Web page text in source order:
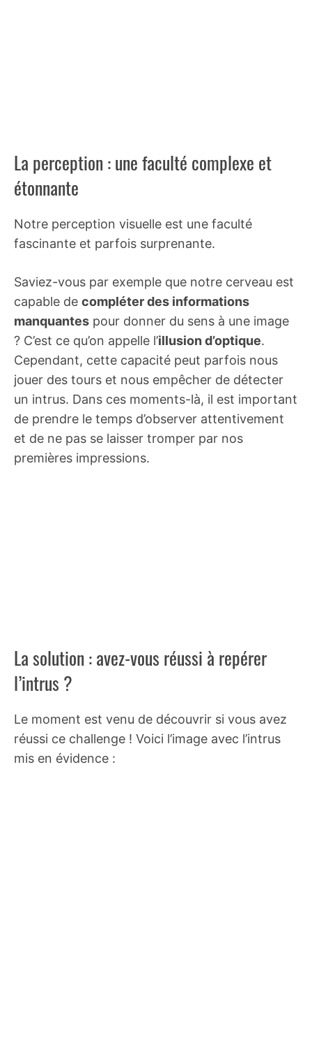
La perception : une faculté complexe et
étonnante
Notre perception visuelle est une faculté
fascinante et parfois surprenante.
Saviez-vous par exemple que notre cerveau est
capable de compléter des informations
manquantes pour donner du sens à une image
? C’est ce qu’on appelle l’illusion d’optique.
Cependant, cette capacité peut parfois nous
jouer des tours et nous empêcher de détecter
un intrus. Dans ces moments-là, il est important
de prendre le temps d’observer attentivement
et de ne pas se laisser tromper par nos
premières impressions.
La solution : avez-vous réussi à repérer
l’intrus ?
Le moment est venu de découvrir si vous avez
réussi ce challenge ! Voici l’image avec l’intrus
mis en évidence :